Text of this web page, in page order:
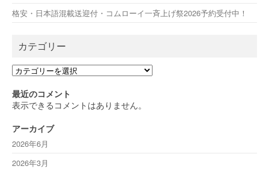
格安・日本語混載送迎付・コムローイ一斉上げ祭2026予約受付中！
カテゴリー
カ
ゴ
リ
最近のコメント
表示できるコメントはありません。
アーカイブ
2026年6月
2026年3月